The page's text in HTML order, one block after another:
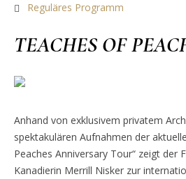
Reguläres Programm
TEACHES OF
Anhand von exklusivem privatem
spektakulären Aufnahmen der
Peaches Anniversary Tour“ zeigt der
Kanadierin Merrill Nisker zur